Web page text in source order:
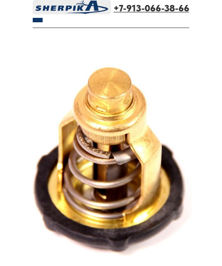
+7-913-066-38-66